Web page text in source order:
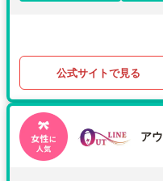
公式サイトで見る
ア